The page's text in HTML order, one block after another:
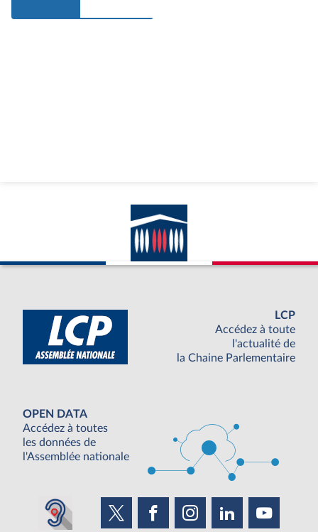
LCP
Accédez à toute
l'actualité de
la Chaine Parlementaire
OPEN DATA
Accédez à toutes
les données de
l'Assemblée nationale